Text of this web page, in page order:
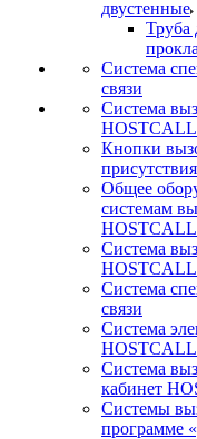
двустенные
Труба
Система
связи
Cистема
Кнопки
присутствия
Общее
системам
Система
Система
связи
Система
Cистема
кабинет
Системы
программе